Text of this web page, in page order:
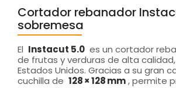
Cortador rebanador
sobremesa
El Instacut 5.0 es un cortador
de frutas y verduras de alta
Estados Unidos. Gracias a su gran
cuchilla de 128 × 128 mm, permite